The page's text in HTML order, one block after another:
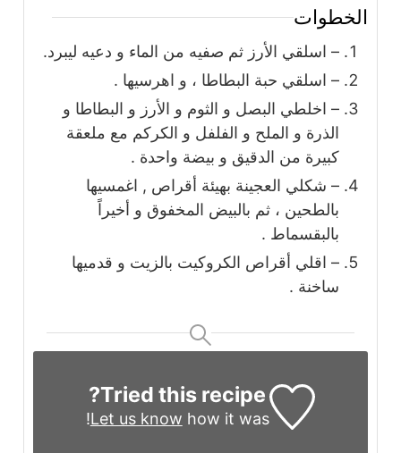
الخطوات
– اسلقي الأرز ثم صفيه من الماء و دعيه ليبرد.
– اسلقي حبة البطاطا ، و اهرسيها .
– اخلطي البصل و الثوم و الأرز و البطاطا و
الذرة و الملح و الفلفل و الكركم مع ملعقة
كبيرة من الدقيق و بيضة واحدة .
– شكلي العجينة بهيئة أقراص , اغمسيها
بالطحين ، ثم بالبيض المخفوق و أخيراً
بالبقسماط .
– اقلي أقراص الكروكيت بالزيت و قدميها
ساخنة .
Tried this recipe?
Let us know how it was!